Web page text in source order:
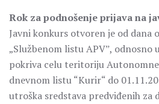
Rok za podnošenje prijava na
Javni konkurs otvoren je od dana
„Službenom listu APVˮ, odnosno
pokriva celu teritoriju
dnevnom listu “Kurir“ do
utroška sredstava predviđenih za